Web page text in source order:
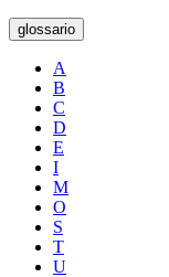
glossario
A
B
C
D
E
I
M
O
S
T
U